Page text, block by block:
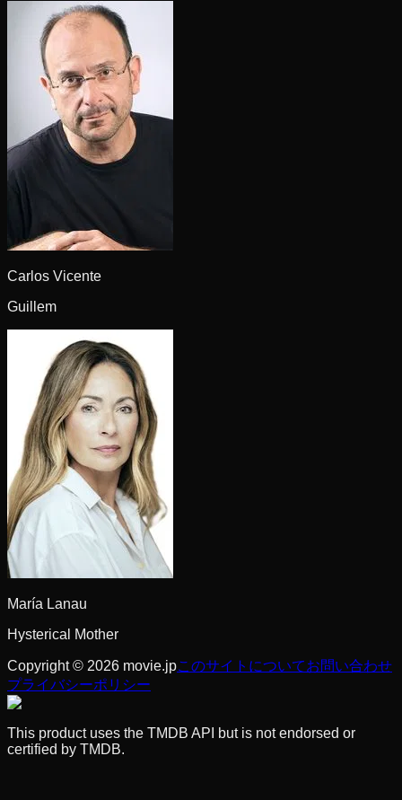
Carlos Vicente
Guillem
María Lanau
Hysterical Mother
Copyright © 2026 movie.jpこのサイトについてお問い合わせ
プライバシーポリシー
This product uses the TMDB API but is not endorsed or
certified by TMDB.